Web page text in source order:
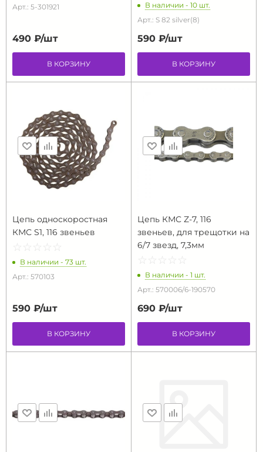
Арт.: 5-301921
490 ₽/шт
В КОРЗИНУ
В наличии - 10 шт.
Арт.: S 82 silver(8)
590 ₽/шт
В КОРЗИНУ
Цепь односкоростная
КМС S1, 116 звеньев
☆ ☆ ☆ ☆ ☆
★ ★ ★ ★ ★
В наличии - 73 шт.
Арт.: 570103
590 ₽/шт
В КОРЗИНУ
Цепь КМС Z-7, 116
звеньев, для трещотки на
6/7 звезд, 7,3мм
☆ ☆ ☆ ☆ ☆
★ ★ ★ ★ ★
В наличии - 1 шт.
Арт.: 570006/6-190570
690 ₽/шт
В КОРЗИНУ